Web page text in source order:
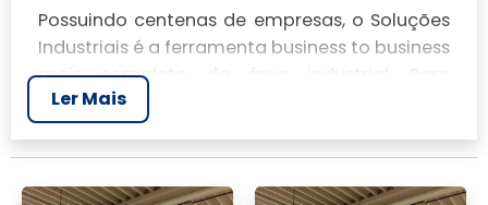
Possuindo centenas de empresas, o Soluções
Industriais é a ferramenta business to business
mais completo da área industrial. Para
realizar um orçamento de Tenda para
eventos aluguel, clique em um ou mais dos
anuciantes a seguir:
Ler Mais